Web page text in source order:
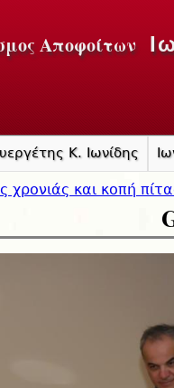
Αποφοίτων
χρονιάς και κοπή
Κ. Ιωνίδης